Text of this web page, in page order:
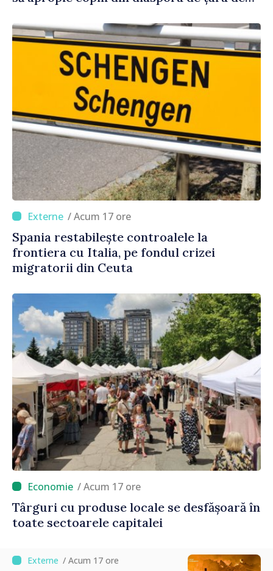
/ Acum 17 ore
Spania restabilește controalele la
frontiera cu Italia, pe fondul crizei
migratorii din Ceuta
/ Acum 17 ore
Târguri cu produse locale se desfășoară în
toate sectoarele capitalei
/ Acum 17 ore